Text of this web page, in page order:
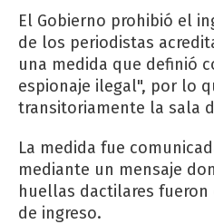
El Gobierno prohibió el
de los periodistas
una medida que definió
espionaje ilegal", por lo
transitoriamente la sala
La medida fue
mediante un mensaje
huellas dactilares
de ingreso.